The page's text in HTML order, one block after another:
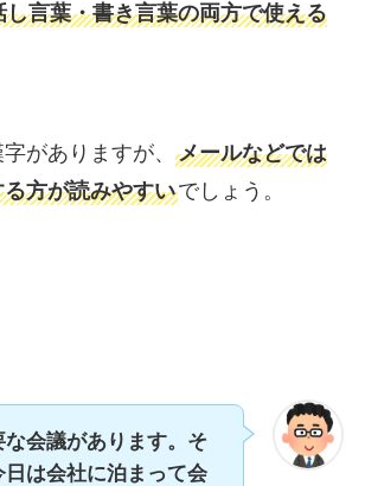
し言葉・書き言葉の両方で使える
がありますが、 メールなどでは
方が読みやすいでしょう。
な会議があります。そ
日は会社に泊まって会